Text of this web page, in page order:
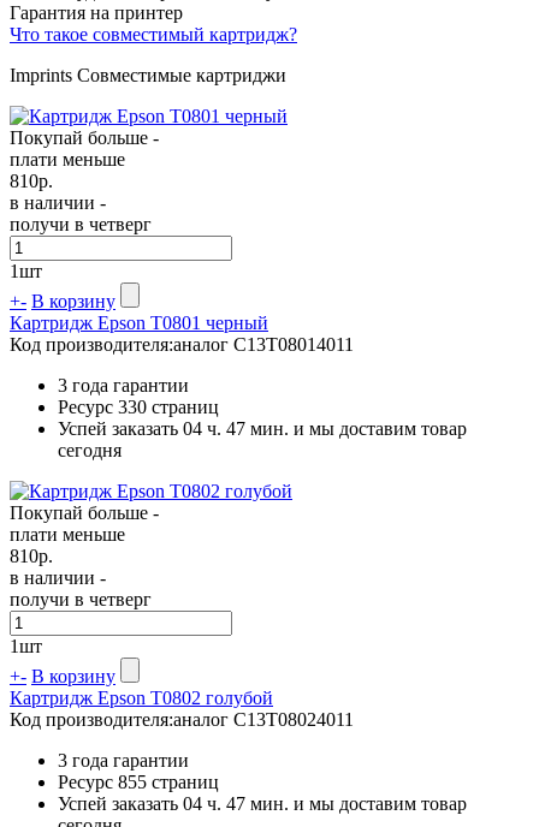
Гарантия на принтер
Что такое совместимый картридж?
Imprints Совместимые картриджи
Покупай больше -
плати меньше
810р.
в наличии -
получи в четверг
1шт
+- В корзину
Картридж Epson T0801 черный
Код производителя:аналог C13T08014011
3 года гарантии
Ресурс 330 страниц
Успей заказать 04 ч. 47 мин. и мы доставим товар
сегодня
Покупай больше -
плати меньше
810р.
в наличии -
получи в четверг
1шт
+- В корзину
Картридж Epson T0802 голубой
Код производителя:аналог C13T08024011
3 года гарантии
Ресурс 855 страниц
Успей заказать 04 ч. 47 мин. и мы доставим товар